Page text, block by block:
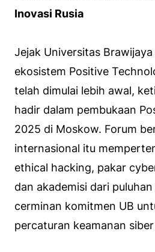
Inovasi Rusia
Jejak Universitas Brawijaya
ekosistem Positive
telah dimulai lebih awal,
hadir dalam pembukaan
2025 di Moskow. Forum
internasional itu
ethical hacking, pakar
dan akademisi dari
cerminan komitmen UB
percaturan keamanan